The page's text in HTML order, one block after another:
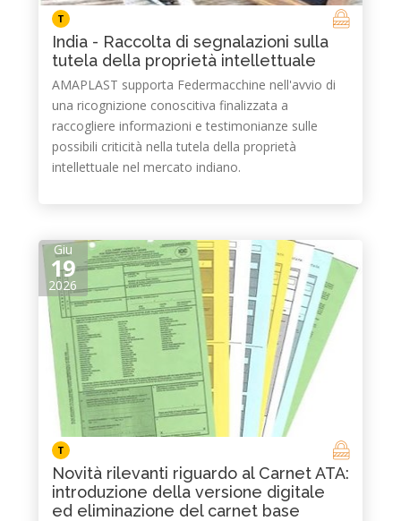
T
India - Raccolta di segnalazioni sulla
tutela della proprietà intellettuale
AMAPLAST supporta Federmacchine nell'avvio di
una ricognizione conoscitiva finalizzata a
raccogliere informazioni e testimonianze sulle
possibili criticità nella tutela della proprietà
intellettuale nel mercato indiano.
Giu
19
2026
T
Novità rilevanti riguardo al Carnet ATA:
introduzione della versione digitale
ed eliminazione del carnet base